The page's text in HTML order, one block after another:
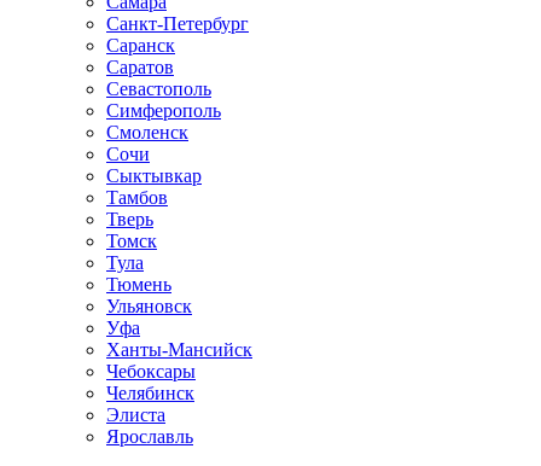
Санкт-Петербург
Саранск
Саратов
Севастополь
Симферополь
Смоленск
Сочи
Сыктывкар
Тамбов
Тверь
Томск
Тула
Тюмень
Ульяновск
Уфа
Ханты-Мансийск
Чебоксары
Челябинск
Элиста
Ярославль